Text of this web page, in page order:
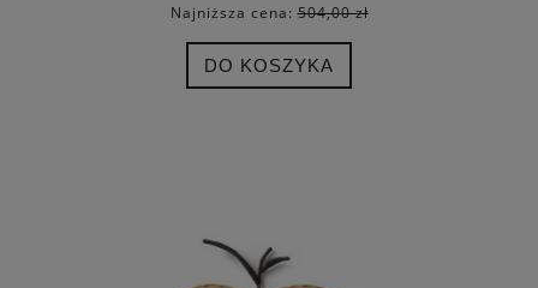
Najniższa cena:504,00 zł
DO KOSZYKA